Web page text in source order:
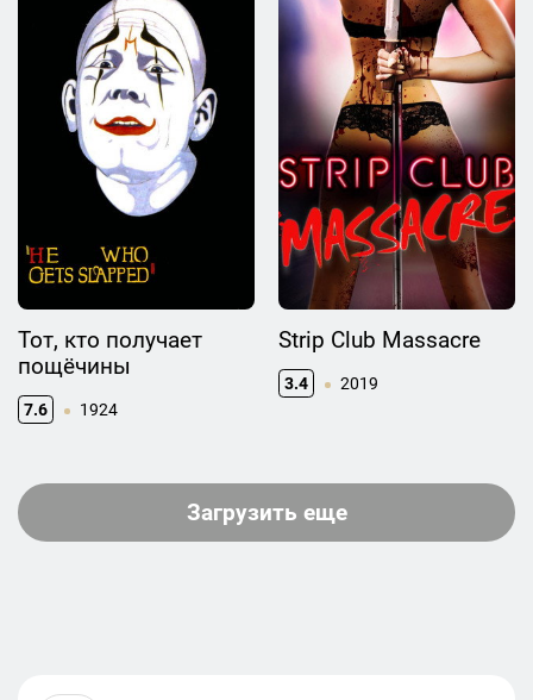
Тот, кто получает
пощёчины
7.6 1924
Strip Club Massacre
3.4 2019
Загрузить еще